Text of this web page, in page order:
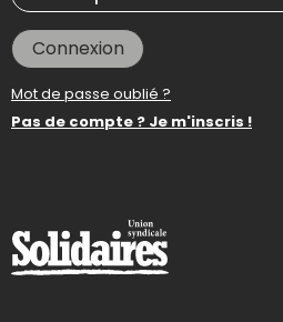
Connexion
Mot de passe oublié ?
Pas de compte ? Je m'inscris !